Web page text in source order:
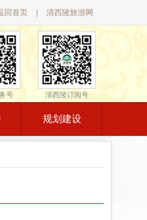
回首页 清西陵旅游网
号 清西陵订阅号
规划建设